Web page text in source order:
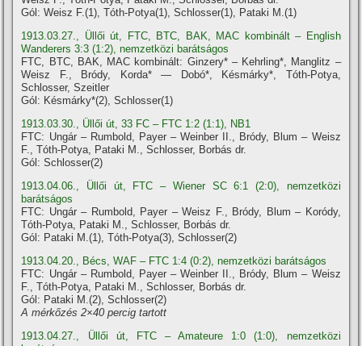
Gól: Weisz F.(1), Tóth-Potya(1), Schlosser(1), Pataki M.(1)
1913.03.27., Üllői út, FTC, BTC, BAK, MAC kombinált – English
Wanderers 3:3 (1:2), nemzetközi barátságos
FTC, BTC, BAK, MAC kombinált: Ginzery* – Kehrling*, Manglitz –
Weisz F., Bródy, Korda* — Dobó*, Késmárky*, Tóth-Potya,
Schlosser, Szeitler
Gól: Késmárky*(2), Schlosser(1)
1913.03.30., Üllői út, 33 FC – FTC 1:2 (1:1), NB1
FTC: Ungár – Rumbold, Payer – Weinber II., Bródy, Blum – Weisz
F., Tóth-Potya, Pataki M., Schlosser, Borbás dr.
Gól: Schlosser(2)
1913.04.06., Üllői út, FTC – Wiener SC 6:1 (2:0), nemzetközi
barátságos
FTC: Ungár – Rumbold, Payer – Weisz F., Bródy, Blum – Koródy,
Tóth-Potya, Pataki M., Schlosser, Borbás dr.
Gól: Pataki M.(1), Tóth-Potya(3), Schlosser(2)
1913.04.20., Bécs, WAF – FTC 1:4 (0:2), nemzetközi barátságos
FTC: Ungár – Rumbold, Payer – Weinber II., Bródy, Blum – Weisz
F., Tóth-Potya, Pataki M., Schlosser, Borbás dr.
Gól: Pataki M.(2), Schlosser(2)
A mérkőzés 2×40 percig tartott
1913.04.27., Üllői út, FTC – Amateure 1:0 (1:0), nemzetközi